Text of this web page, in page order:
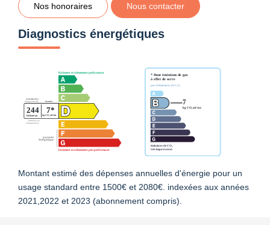
Nos honoraires Nous contacter
Diagnostics énergétiques
Montant estimé des dépenses annuelles d'énergie pour un
usage standard entre 1500€ et 2080€. indexées aux années
2021,2022 et 2023 (abonnement compris).